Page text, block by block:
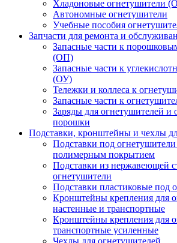
Хладоновые огнетушители
Автономные огнетушители
Учебные пособия
Запчасти для ремонта и
Запасные части к
(ОП)
Запасные части к
(ОУ)
Тележки и коллеса к
Запасные части к
Заряды для огнетушителей и
порошки
Подставки, кронштейны и чехлы
Подставки под огнетушители
полимерным покрытием
Подставки из нержавеющей
огнетушители
Подставки пластиковые под
Кронштейны крепления для
настенные и транспортные
Кронштейны крепления для
транспортные усиленные
Чехлы для огнетушителей